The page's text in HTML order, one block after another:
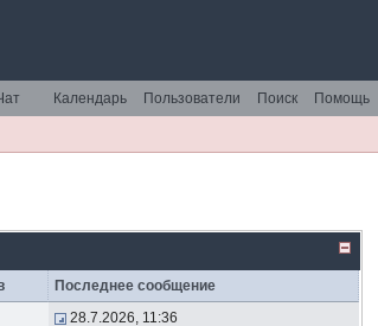
Помощь
Поиск
Пользователи
Календарь
Последнее сообщение
28.7.2026, 11:36